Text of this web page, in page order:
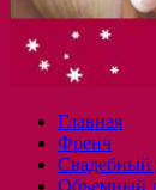
Главная
Френч
Свадебный
Объемный